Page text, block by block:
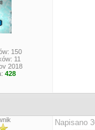
150
11
2018
428
Napisano